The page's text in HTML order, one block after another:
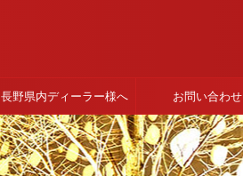
長野県内ディーラー様へ お問い合わせ